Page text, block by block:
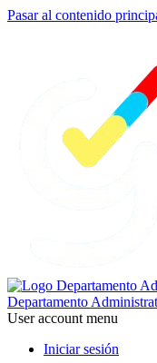
Pasar al contenido
Departamento
User account menu
Iniciar sesión